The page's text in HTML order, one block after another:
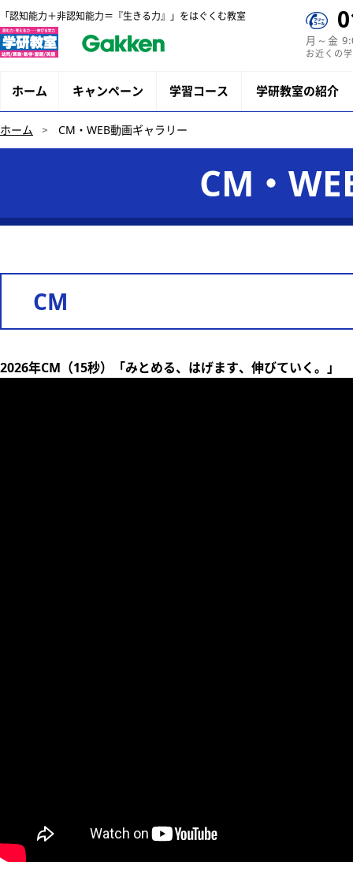
「認知能力＋非認知能力＝『生きる力』」をはぐくむ教室
月～金
お近くの
ホーム キャンペーン 学習コース 学研教室の紹介
ホーム CM・WEB動画ギャラリー
CM・
CM
2026年CM（15秒）「みとめる、はげます、伸びていく。」